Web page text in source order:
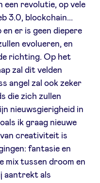
een revolutie, op vele
3.0, blockchain...
er is geen diepere
evolueren, en
richting. Op het
zal dit velden
angel zal ook zeker
die zich zullen
nieuwsgierigheid in
ik graag nieuwe
creativiteit is
fantasie en
mix tussen droom en
aantrekt als